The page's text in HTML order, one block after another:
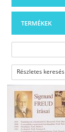
TERMÉKEK
Részletes keresés